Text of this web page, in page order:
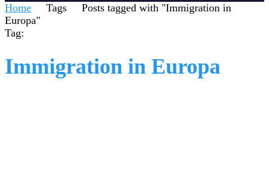
Home Tags
Posts tagged with "Immigration in
Europa"
Tag:
Immigration in Europa